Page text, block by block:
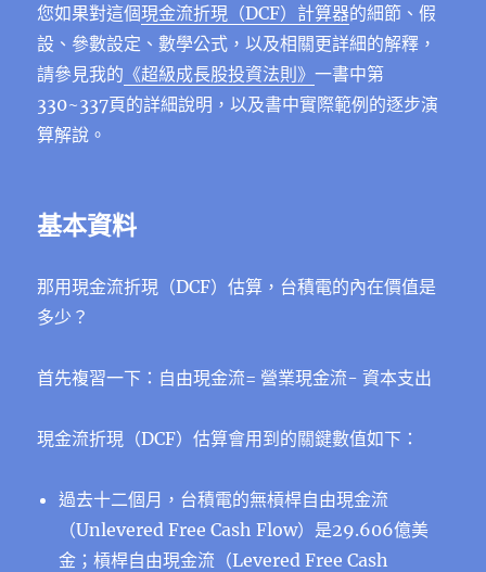
您如果對這個現金流折現（DCF）計算器的細節、假
設、參數設定、數學公式，以及相關更詳細的解釋，
請參見我的 《超級成長股投資法則》一書中第
330~337頁的詳細說明，以及書中實際範例的逐步演
算解說。
基本資料
那用現金流折現（DCF）估算，台積電的內在價值是
多少？
首先複習一下：自由現金流= 營業現金流- 資本支出
現金流折現（DCF）估算會用到的關鍵數值如下：
過去十二個月，台積電的無槓桿自由現金流
（Unlevered Free Cash Flow）是29.606億美
金；槓桿自由現金流（Levered Free Cash